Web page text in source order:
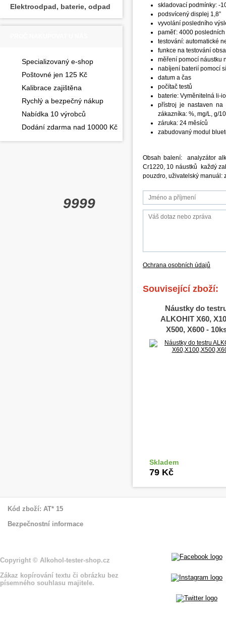
skladovací podmínky: -
podsvícený displej 1,8ˮ
vyvolání posledního
paměť: 4000
testování: automatické
funkce na testování
měření pomocí náustku
nabíjení baterií pomocí
datum a čas
počítač testů
baterie: Vyměnitelná li-
přístroj je nastaven na
zákazníka: %, mg/L, g/
záruka: 24 měsíců
zabudovaný modul
Obsah balení: analyzátor
Cr1220, 10 náustků každý
pouzdro, uživatelský manuál:
Ochrana osobních údajů
Související zboží:
Náustky do
ALKOHIT X60,
X500, X600 -
Skladem
79 Kč
Elektroodpad, baterie, odpad
Specializovaný e-shop
Poštovné jen 125 Kč
Kalibrace zajištěna
Rychlý a bezpečný nákup
Nabídka 10 výrobců
Dodání zdarma nad 10000 Kč
9999
Kód zboží: AT* 15
Bezpečnostní informace
Copyright © Alkohol-tester-shop.cz
Zákaz kopírování textu či obrázku bez
písemného souhlasu majitele.